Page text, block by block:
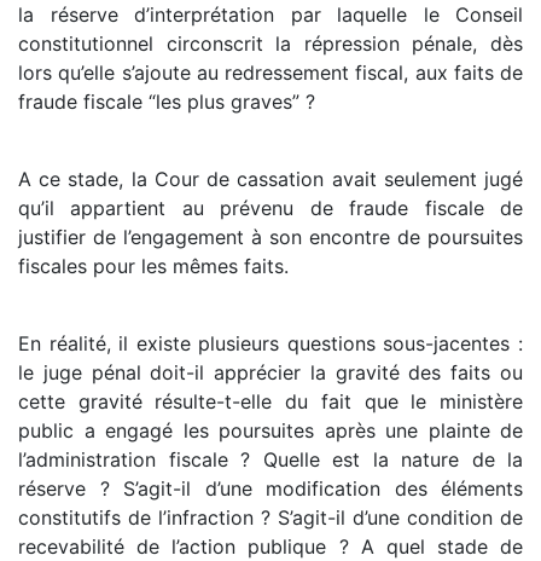
la réserve d’interprétation par laquelle le Conseil
constitutionnel circonscrit la répression pénale, dès
lors qu’elle s’ajoute au redressement fiscal, aux faits de
fraude fiscale “les plus graves” ?
A ce stade, la Cour de cassation avait seulement jugé
qu’il appartient au prévenu de fraude fiscale de
justifier de l’engagement à son encontre de poursuites
fiscales pour les mêmes faits.
En réalité, il existe plusieurs questions sous-jacentes :
le juge pénal doit-il apprécier la gravité des faits ou
cette gravité résulte-t-elle du fait que le ministère
public a engagé les poursuites après une plainte de
l’administration fiscale ? Quelle est la nature de la
réserve ? S’agit-il d’une modification des éléments
constitutifs de l’infraction ? S’agit-il d’une condition de
recevabilité de l’action publique ? A quel stade de